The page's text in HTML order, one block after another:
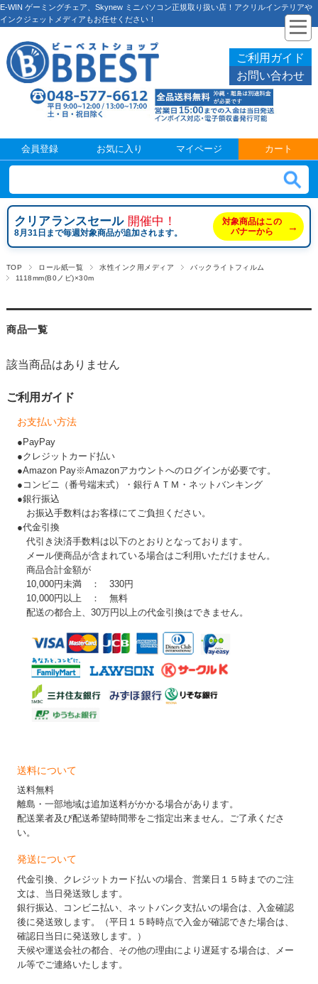
E-WIN ゲーミングチェア、Skynew ミニパソコン正規取り扱い店！アクリルインテリアや
インクジェットメディアもお任せください！
ご利用ガイド
お問い合わせ
会員登録 お気に入り マイページ カート
クリアランスセール 開催中！
8月31日まで毎週対象商品が追加されます。
対象商品はこの
バナーから
→
TOP ロール紙一覧 水性インク用メディア
バックライトフィルム
1118mm(B0ノビ)×30m
商品一覧
該当商品はありません
ご利用ガイド
お支払い方法
●PayPay
●クレジットカード払い
●Amazon Pay※Amazonアカウントへのログインが必要です。
●コンビニ（番号端末式）・銀行ＡＴＭ・ネットバンキング
●銀行振込
お振込手数料はお客様にてご負担ください。
●代金引換
代引き決済手数料は以下のとおりとなっております。
メール便商品が含まれている場合はご利用いただけません。
商品合計金額が
10,000円未満 ： 330円
10,000円以上 ： 無料
配送の都合上、30万円以上の代金引換はできません。
送料について
送料無料
離島・一部地域は追加送料がかかる場合があります。
配送業者及び配送希望時間帯をご指定出来ません。ご了承くださ
い。
発送について
代金引換、クレジットカード払いの場合、営業日１５時までのご注
文は、当日発送致します。
銀行振込、コンビニ払い、ネットバンク支払いの場合は、入金確認
後に発送致します。（平日１５時時点で入金が確認できた場合は、
確認日当日に発送致します。）
天候や運送会社の都合、その他の理由により遅延する場合は、メー
ル等でご連絡いたします。